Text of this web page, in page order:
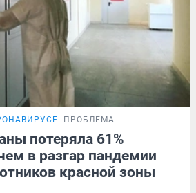
ПРОБЛЕМА
потеряла 61%
в разгар пандемии
красной зоны